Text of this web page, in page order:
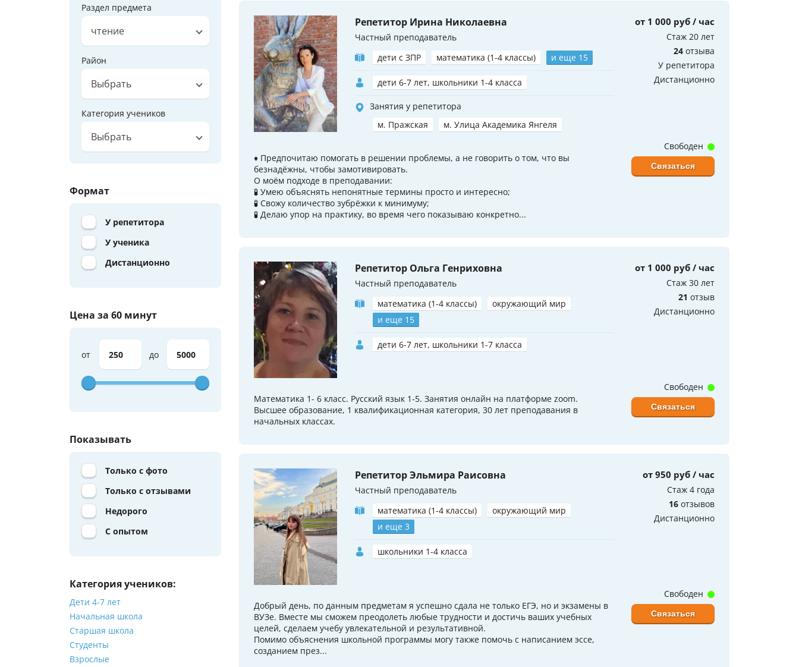
Раздел предмета
чтение
Район
Выбрать
Категория учеников
Выбрать
Формат
У репетитора
У ученика
Дистанционно
Цена за 60 минут
от до
Показывать
Только с фото
Только с отзывами
Недорого
С опытом
Категория учеников:
Дети 4-7 лет
Начальная школа
Старшая школа
Студенты
Взрослые
Репетитор Ирина Николаевна
Частный преподаватель
дети с ЗПР
математика (1-4 классы) и еще 15
дети 6-7 лет, школьники 1-4 класса
Занятия у репетитора
м. Пражская
м. Улица Академика Янгеля
от 1 000 руб / час
Стаж 20 лет
24 отзыва
У репетитора
Дистанционно
♦️ Предпочитаю помогать в решении проблемы, а не говорить о том, что вы
безнадёжны, чтобы замотивировать.
О моём подходе в преподавании:
🧪 Умею объяснять непонятные термины просто и интересно;
🧪 Свожу количество зубрёжки к минимуму;
🧪 Делаю упор на практику, во время чего показываю конкретно...
Свободен
Связаться
Репетитор Ольга Генриховна
Частный преподаватель
математика (1-4 классы)
окружающий мир
и еще 15
дети 6-7 лет, школьники 1-7 класса
от 1 000 руб / час
Стаж 30 лет
21 отзыв
Дистанционно
Математика 1- 6 класс. Русский язык 1-5. Занятия онлайн на платформе zoom.
Высшее образование, 1 квалификационная категория, 30 лет преподавания в
начальных классах.
Свободен
Связаться
Репетитор Эльмира Раисовна
Частный преподаватель
математика (1-4 классы)
окружающий мир
и еще 3
школьники 1-4 класса
от 950 руб / час
Стаж 4 года
16 отзывов
Дистанционно
Добрый день, по данным предметам я успешно сдала не только ЕГЭ, но и экзамены в
ВУЗе. Вместе мы сможем преодолеть любые трудности и достичь ваших учебных
целей, сделаем учебу увлекательной и результативной.
Помимо объяснения школьной программы могу также помочь с написанием эссе,
созданием през...
Свободен
Связаться